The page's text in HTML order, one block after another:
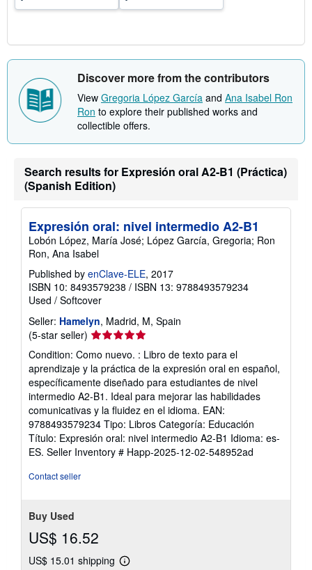
Discover more from the contributors
View Gregoria López García and Ana Isabel Ron
Ron to explore their published works and
collectible offers.
Search results for Expresión oral A2-B1 (Práctica)
(Spanish Edition)
Expresión oral: nivel intermedio A2-B1
Lobón López, María José; López García, Gregoria; Ron
Ron, Ana Isabel
Published by enClave-ELE, 2017
ISBN 10: 8493579238 / ISBN 13: 9788493579234
Used / Softcover
Seller: Hamelyn, Madrid, M, Spain
(5-star seller) Seller
5
out
of
5
stars
Condition: Como nuevo. : Libro de texto para el
aprendizaje y la práctica de la expresión oral en español,
específicamente diseñado para estudiantes de nivel
intermedio A2-B1. Ideal para mejorar las habilidades
comunicativas y la fluidez en el idioma. EAN:
9788493579234 Tipo: Libros Categoría: Educación
Título: Expresión oral: nivel intermedio A2-B1 Idioma: es-
ES. Seller Inventory # Happ-2025-12-02-548952ad
Contact seller
Buy Used
US$ 16.52
US$ 15.01 shipping Learn